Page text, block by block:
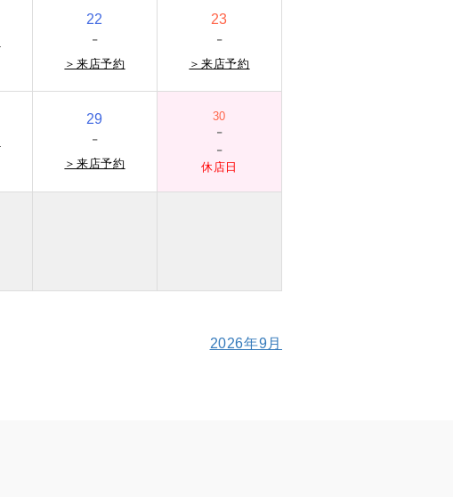
22
-
＞来店予約
23
-
＞来店予約
29
-
＞来店予約
30
-
-
休店日
2026年9月